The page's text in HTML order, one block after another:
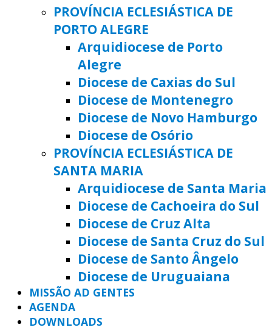
PROVÍNCIA ECLESIÁSTICA DE
PORTO ALEGRE
Arquidiocese de Porto
Alegre
Diocese de Caxias do Sul
Diocese de Montenegro
Diocese de Novo Hamburgo
Diocese de Osório
PROVÍNCIA ECLESIÁSTICA DE
SANTA MARIA
Arquidiocese de Santa Maria
Diocese de Cachoeira do Sul
Diocese de Cruz Alta
Diocese de Santa Cruz do Sul
Diocese de Santo Ângelo
Diocese de Uruguaiana
MISSÃO AD GENTES
AGENDA
DOWNLOADS